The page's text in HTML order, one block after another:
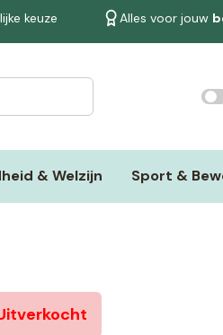
keuze Alles voor jouw
& Welzijn Sport &
Bekijk